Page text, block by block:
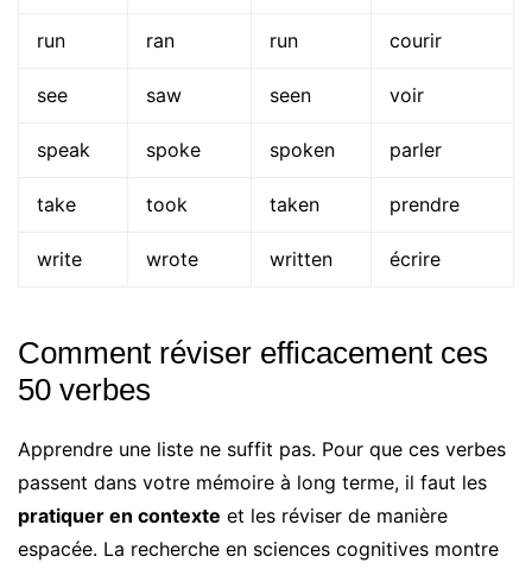
run ran run courir
see saw seen voir
speak spoke spoken parler
take took taken prendre
write wrote written écrire
Comment réviser efficacement ces
50 verbes
Apprendre une liste ne suffit pas. Pour que ces verbes
passent dans votre mémoire à long terme, il faut les
pratiquer en contexte et les réviser de manière
espacée. La recherche en sciences cognitives montre